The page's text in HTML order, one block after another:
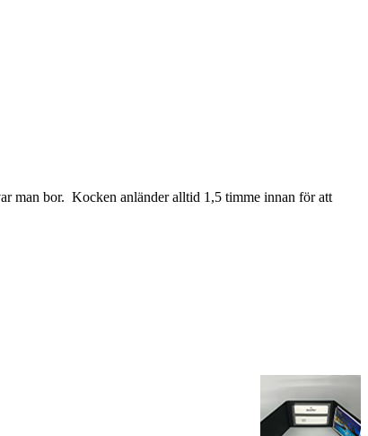
man bor. Kocken anländer alltid 1,5 timme innan för att